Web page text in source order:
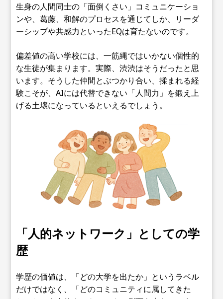
生身の人間同士の「面倒くさい」コミュニケーショ
ンや、葛藤、和解のプロセスを通じてしか、リーダ
ーシップや共感力といったEQは育たないのです。
偏差値の高い学校には、一筋縄ではいかない個性的
な生徒が集まります。実際、渋渋はそうだったと思
います。そうした仲間とぶつかり合い、揉まれる経
験こそが、AIには代替できない「人間力」を鍛え上
げる土壌になっているといえるでしょう。
「人的ネットワーク」としての学
歴
学歴の価値は、「どの大学を出たか」というラベル
だけではなく、「どのコミュニティに属してきた